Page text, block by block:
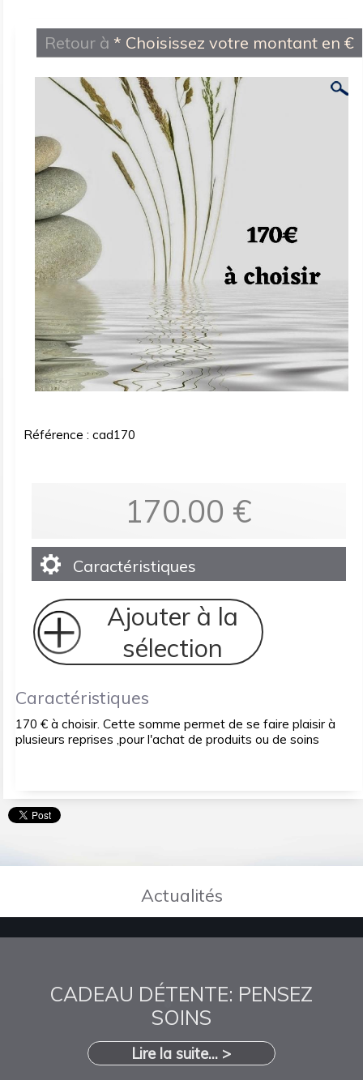
Retour à * Choisissez votre montant en €
Référence : cad170
170.00 €
Caractéristiques
Ajouter à la
sélection
Caractéristiques
170 € à choisir. Cette somme permet de se faire plaisir à
plusieurs reprises ,pour l'achat de produits ou de soins
Actualités
CADEAU DÉTENTE: PENSEZ
SOINS
Lire la suite... >